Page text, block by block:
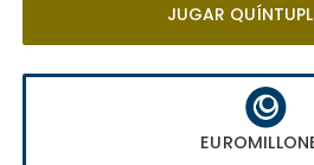
JUGAR